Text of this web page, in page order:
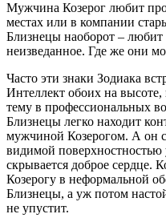
Мужчина Козерог любит
местах или в компании
Близнецы наоборот –
неизведанное. Где же они
Часто эти знаки Зодиака
Интеллект обоих на
тему в профессиональных
Близнецы легко находит
мужчиной Козерогом. А он
видимой
скрывается доброе сердце.
Козерогу в неформальной
Близнецы, а уж потом
не упустит.